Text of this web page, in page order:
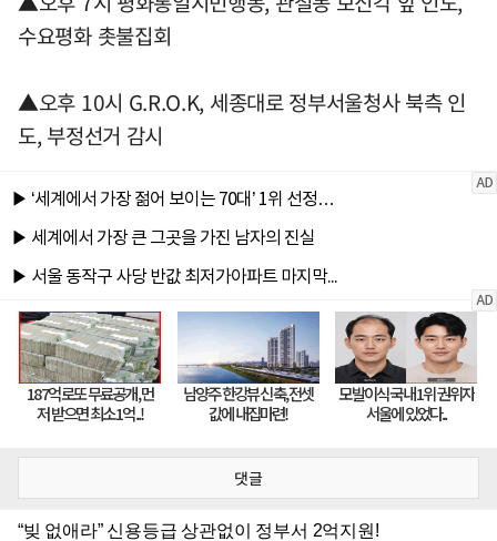
수요평화 촛불집회
▲오후 10시 G.R.O.K, 세종대로 정부서울청사 북측 인
도, 부정선거 감시
댓글